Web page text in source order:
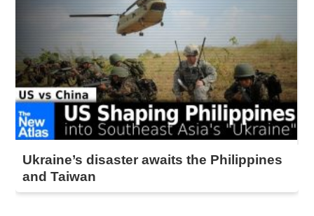
Ukraine’s disaster awaits the Philippines
and Taiwan